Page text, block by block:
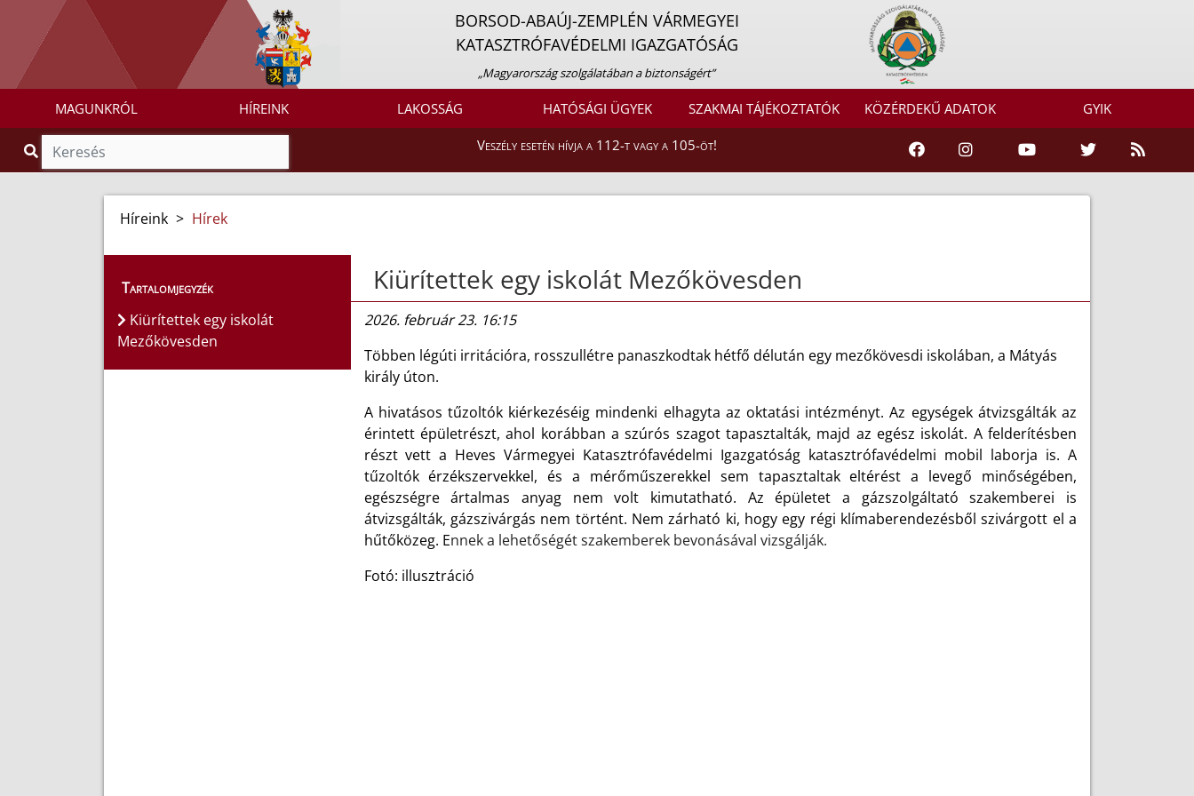
BORSOD-ABAÚJ-ZEMPLÉN VÁRMEGYEI
KATASZTRÓFAVÉDELMI IGAZGATÓSÁG
„Magyarország szolgálatában a biztonságért”
MAGUNKRÓL HÍREINK LAKOSSÁG HATÓSÁGI ÜGYEK SZAKMAI TÁJÉKOZTATÓK KÖZÉRDEKŰ ADATOK GYIK
Veszély esetén hívja a 112-t vagy a 105-öt!
Híreink > Hírek
Tartalomjegyzék
Kiürítettek egy iskolát
Mezőkövesden
Kiürítettek egy iskolát Mezőkövesden
2026. február 23. 16:15
Többen légúti irritációra, rosszullétre panaszkodtak hétfő délután egy mezőkövesdi iskolában, a Mátyás
király úton.
A hivatásos tűzoltók kiérkezéséig mindenki elhagyta az oktatási intézményt. Az egységek átvizsgálták az
érintett épületrészt, ahol korábban a szúrós szagot tapasztalták, majd az egész iskolát. A felderítésben
részt vett a Heves Vármegyei Katasztrófavédelmi Igazgatóság katasztrófavédelmi mobil laborja is. A
tűzoltók érzékszervekkel, és a mérőműszerekkel sem tapasztaltak eltérést a levegő minőségében,
egészségre ártalmas anyag nem volt kimutatható. Az épületet a gázszolgáltató szakemberei is
átvizsgálták, gázszivárgás nem történt. Nem zárható ki, hogy egy régi klímaberendezésből szivárgott el a
hűtőközeg. Ennek a lehetőségét szakemberek bevonásával vizsgálják.
Fotó: illusztráció